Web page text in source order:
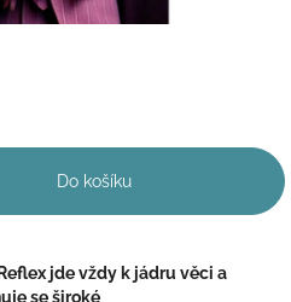
Do košíku
jde vždy k jádru věci a
se široké